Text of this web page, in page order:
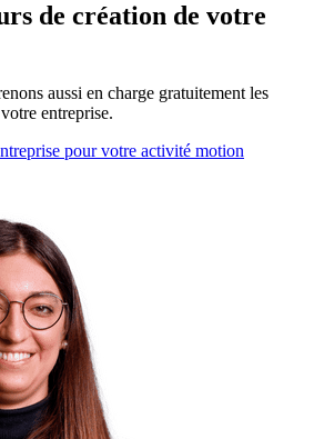
de création de votre
aussi en charge gratuitement les
entreprise.
pour votre activité motion